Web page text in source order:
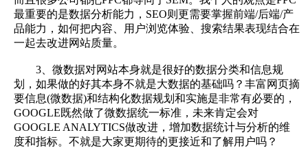
最重要的是数据分析能力，SEO则更需要掌握前端/后端/产
品能力，如何把内容、用户浏览体验、搜索结果表现结合在
一起去改进网站质量。
3、微数据对网站本身就是很好的数据分类和信息规
划，如果做的好其本身不就是大数据的基础吗？丰富网页摘
要信息(微数据)和结构化数据规划和实施是非常有必要的，
GOOGLE既然做了微数据统一标准，未来肯定会对
GOOGLE ANALYTICS做改进，增加数据统计与分析的维
度和指标。不就是大家更期待的更接近和了解用户吗？